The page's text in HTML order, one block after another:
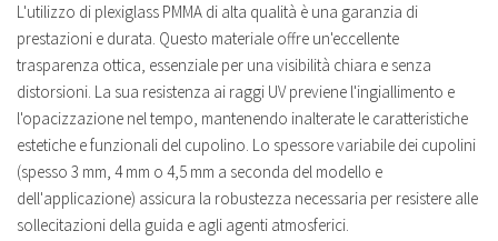
L'utilizzo di plexiglass PMMA di alta qualità è una garanzia di
prestazioni e durata. Questo materiale offre un'eccellente
trasparenza ottica, essenziale per una visibilità chiara e senza
distorsioni. La sua resistenza ai raggi UV previene l'ingiallimento e
l'opacizzazione nel tempo, mantenendo inalterate le caratteristiche
estetiche e funzionali del cupolino. Lo spessore variabile dei cupolini
(spesso 3 mm, 4 mm o 4,5 mm a seconda del modello e
dell'applicazione) assicura la robustezza necessaria per resistere alle
sollecitazioni della guida e agli agenti atmosferici.